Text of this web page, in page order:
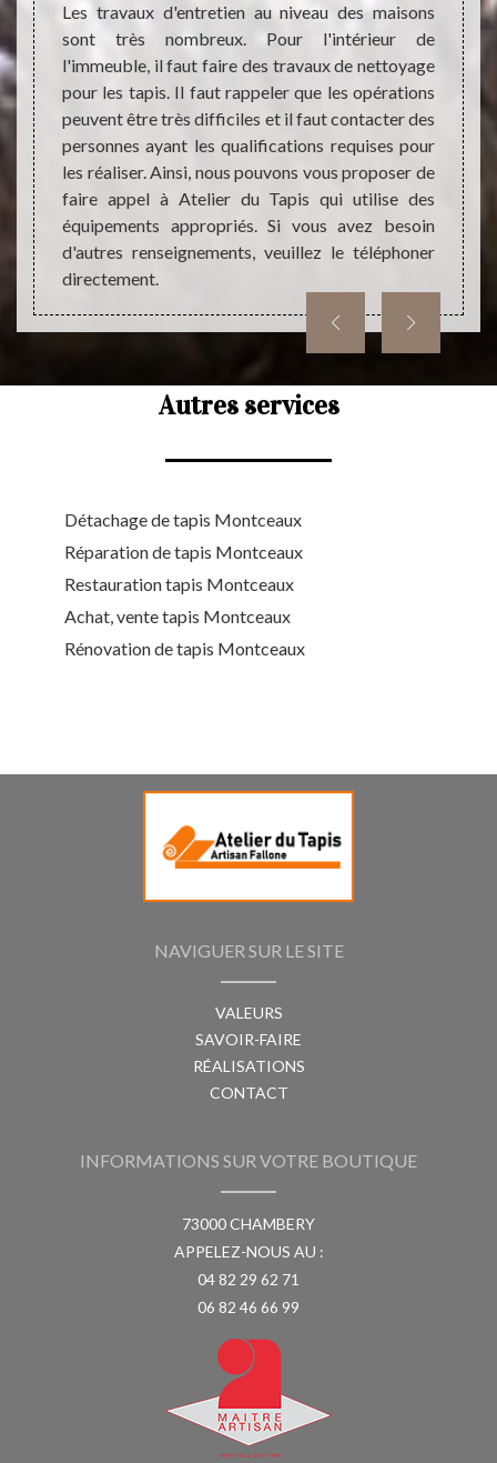
et
le
pour
Les travaux d'entretien au niveau des maisons
sont très nombreux. Pour l'intérieur de
l'immeuble, il faut faire des travaux de nettoyage
pour les tapis. Il faut rappeler que les opérations
peuvent être très difficiles et il faut contacter des
personnes ayant les qualifications requises pour
les réaliser. Ainsi, nous pouvons vous proposer de
faire appel à Atelier du Tapis qui utilise des
équipements appropriés. Si vous avez besoin
d'autres renseignements, veuillez le téléphoner
directement.
est
des
de
tapis.
Autres services
Détachage de tapis Montceaux
Réparation de tapis Montceaux
Restauration tapis Montceaux
Achat, vente tapis Montceaux
Rénovation de tapis Montceaux
NAVIGUER SUR LE SITE
VALEURS
SAVOIR-FAIRE
RÉALISATIONS
CONTACT
INFORMATIONS SUR VOTRE BOUTIQUE
73000 CHAMBERY
APPELEZ-NOUS AU :
04 82 29 62 71
06 82 46 66 99